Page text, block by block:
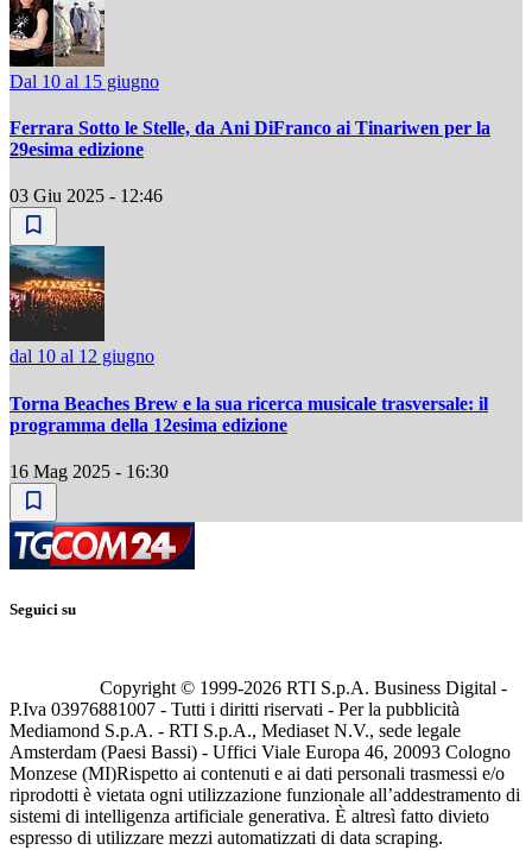
Dal 10 al 15 giugno
Ferrara Sotto le Stelle, da Ani DiFranco ai Tinariwen per la
29esima edizione
03 Giu 2025 - 12:46
dal 10 al 12 giugno
Torna Beaches Brew e la sua ricerca musicale trasversale: il
programma della 12esima edizione
16 Mag 2025 - 16:30
Seguici su
Copyright © 1999-2026 RTI S.p.A. Business Digital -
P.Iva 03976881007 - Tutti i diritti riservati - Per la pubblicità
Mediamond S.p.A. - RTI S.p.A., Mediaset N.V., sede legale
Amsterdam (Paesi Bassi) - Uffici Viale Europa 46, 20093 Cologno
Monzese (MI)Rispetto ai contenuti e ai dati personali trasmessi e/o
riprodotti è vietata ogni utilizzazione funzionale all’addestramento di
sistemi di intelligenza artificiale generativa. È altresì fatto divieto
espresso di utilizzare mezzi automatizzati di data scraping.